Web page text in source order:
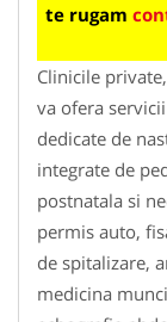
te rugam
Clinicile
va ofera
dedicate de
integrate de
postnatala si
permis auto,
de spitalizare,
medicina